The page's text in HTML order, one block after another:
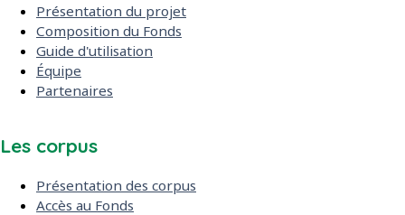
Présentation du projet
Composition du Fonds
Guide d'utilisation
Équipe
Partenaires
Les corpus
Présentation des corpus
Accès au Fonds